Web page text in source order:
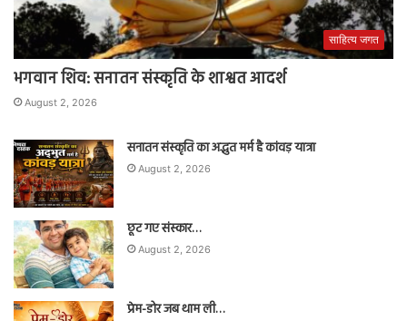
साहित्य जगत
भगवान शिव: सनातन संस्कृति के शाश्वत आदर्श
August 2, 2026
सनातन संस्कृति का अद्भुत मर्म है कांवड़ यात्रा
August 2, 2026
छूट गए संस्कार…
August 2, 2026
प्रेम-डोर जब थाम ली…